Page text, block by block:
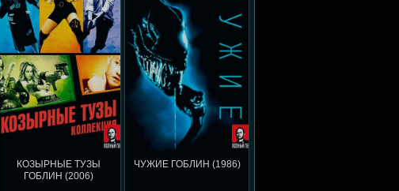
КОЗЫРНЫЕ ТУЗЫ
ГОБЛИН (2006)
ЧУЖИЕ ГОБЛИН (1986)